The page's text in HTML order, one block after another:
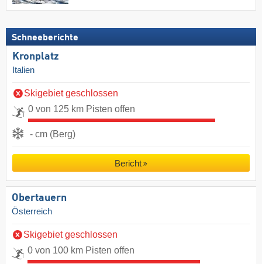
Schneeberichte
Kronplatz
Italien
Skigebiet geschlossen
0 von 125 km Pisten offen
- cm (Berg)
Bericht
Obertauern
Österreich
Skigebiet geschlossen
0 von 100 km Pisten offen